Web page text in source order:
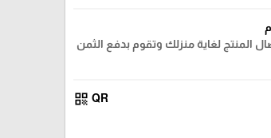
المنتج لغاية منزلك وتقوم بدفع الثمن
QR
qr_code